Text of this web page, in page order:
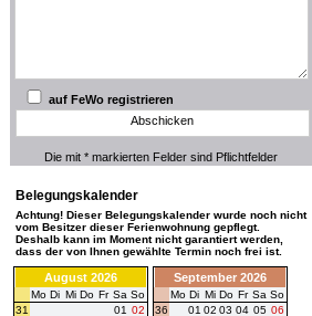
auf FeWo registrieren
Abschicken
Die mit * markierten Felder sind Pflichtfelder
Belegungskalender
Achtung! Dieser Belegungskalender wurde noch nicht
vom Besitzer dieser Ferienwohnung gepflegt.
Deshalb kann im Moment nicht garantiert werden,
dass der von Ihnen gewählte Termin noch frei ist.
August 2026
Mo Di Mi Do Fr Sa So
31
01 02
September 2026
Mo Di Mi Do Fr Sa So
36
01 02 03 04 05 06